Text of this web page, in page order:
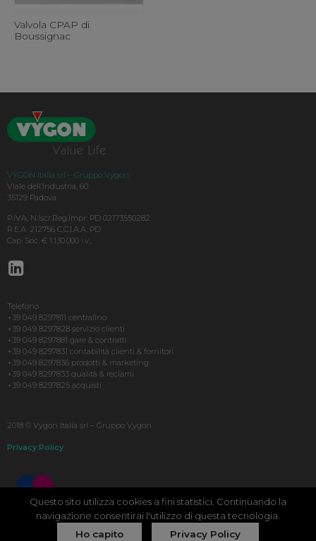
Valvola CPAP di
Boussignac
VYGON Italia srl – Gruppo Vygon
Viale dell’Industria, 60
35129 Padova
P.IVA, N.Iscr.Reg.Impr. PD 02173550282
R.E.A. 212756 C.C.I.A.A. PD
Cap. Soc. € 1.130.000 i.v.,
Telefono
+39 049 8297811 centralino
+39 049 8297828 servizio clienti
+39 049 8297881 gare & contratti
+39 049 8297831 contabilità clienti & fornitori
+39 049 8297836 prodotti & marketing
+39 049 8297833 qualità & reclami
+39 049 8297825 acquisti
2018 © Vygon Italia srl – Gruppo Vygon
Privacy Policy
Questo sito utilizza cookies a fini statistici. Continuando la
navigazione consentirai l'utilizzo di questa tecnologia.
Ho capito
Privacy Policy